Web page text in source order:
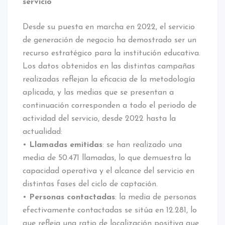
servicio
Desde su puesta en marcha en 2022, el servicio
de generación de negocio ha demostrado ser un
recurso estratégico para la institución educativa.
Los datos obtenidos en las distintas campañas
realizadas reflejan la eficacia de la metodología
aplicada, y las medias que se presentan a
continuación corresponden a todo el periodo de
actividad del servicio, desde 2022 hasta la
actualidad:
•
Llamadas emitidas: se han realizado una
media de 50.471 llamadas, lo que demuestra la
capacidad operativa y el alcance del servicio en
distintas fases del ciclo de captación.
•
Personas contactadas: la media de personas
efectivamente contactadas se sitúa en 12.281, lo